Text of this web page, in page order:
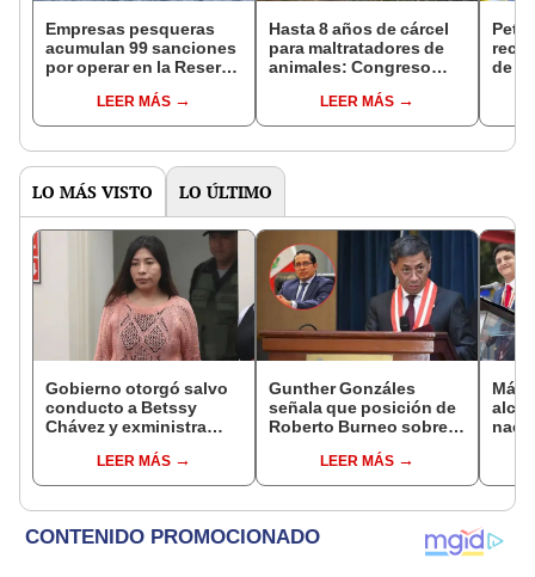
Empresas pesqueras
acumulan 99 sanciones
por operar en la Reserva
LEER MÁS
Hasta 8 años de cárcel
para maltratadores de
animales: Congreso
endurece penas en el
Código Penal
LEER MÁS
de
LO MÁS VISTO LO ÚLTIMO
Gobierno otorgó salvo
conducto a Betssy
Chávez y exministra
madrugadaLEER MÁS
Gunther Gonzáles
señala que posición de
Roberto Burneo sobre
Aliaga no representan al
JNE
LEER MÁS
Más